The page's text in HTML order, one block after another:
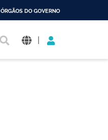
ÓRGÃOS DO GOVERNO
|